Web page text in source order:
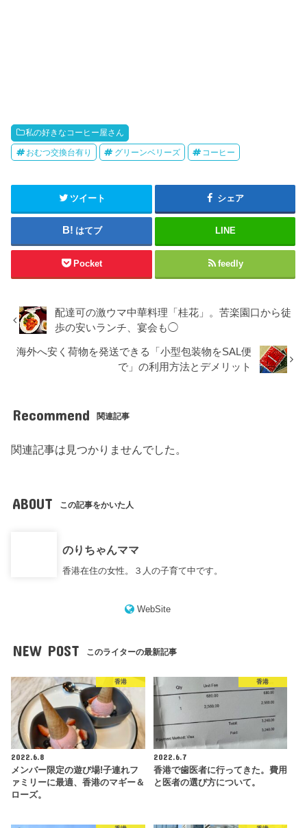
私の好きなコーヒー屋さん
おむつ交換台有り グリーンベリーズ コーヒー
ツイート シェア
はてブ LINE
Pocket feedly
配達可の激ウマ中華料理「桂花」。苦楽園口から徒
歩の安いランチ、宴会も◯
海外へ安く荷物を発送できる「小型包装物をSAL便
で」の利用方法とデメリット
Recommend 関連記事
関連記事は見つかりませんでした。
ABOUT この記事をかいた人
のりちゃんママ
香港在住の女性。３人の子育て中です。
WebSite
NEW POST このライターの最新記事
香港
2022.6.8
メンバー限定の遊び場!子連れフ
ァミリーに最適、香港のマギー＆
ローズ。
香港
2022.6.7
香港で歯医者に行ってきた。費用
と医者の選び方について。